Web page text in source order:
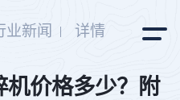
业新闻 详情
机价格多少？附